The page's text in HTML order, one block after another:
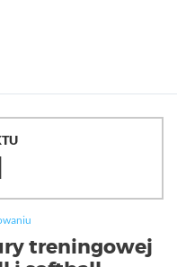
treningowej